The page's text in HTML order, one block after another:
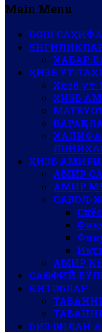
Main Menu
БОШ САҲИФА
ХАБАР
ҲИЗБ УТ-
Ҳизб ут-
ҲИЗБ
ҲИЗБ АМИРИ
АМИР
АМИР
САВОЛ-
АМИР
САҚОФИЙ
КИТОБЛАР
БИЗ БИЛАН